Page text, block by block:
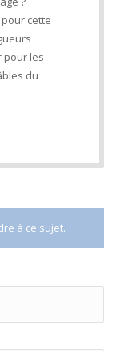
cette
pour les
du
à ce sujet.